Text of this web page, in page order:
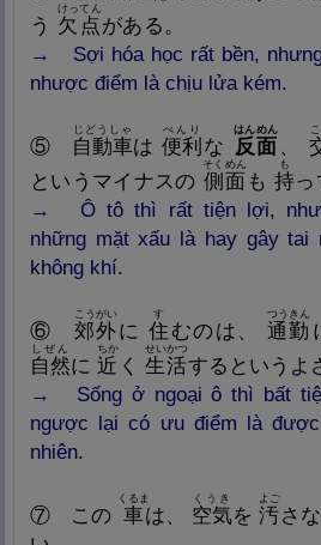
Nghĩa: Thanh mảnh, mỏng
Nghĩa: Đơn vị đo (bằng 10
う 欠
Nghĩa: Khiếm khuyết, thiếu
点
けってん
がある。
→ Sợi hóa học rất bền,
nhược điểm là chịu lửa kém.
⑤ 自動車
じどうしゃ
は 便
Nghĩa: Sự thuận tiện, thuận
lợi
利
Nghĩa: Nhanh nhẩu, lợi ích,
công dụng
べんり
な 反面
はんめん
、
というマイナスの 側面
そくめん
も 持
も
っ
→ Ôtô thì rất tiện lợi,
những mặt xấu là hay gây tai
không khí.
⑥ 郊外
Nghĩa: Ngoài, bên ngoài, phía
こうがい
に 住
す
むのは、 通勤
つうきん
自然
しぜん
に 近
ちか
く 生活
せいかつ
するというよ
→ Sống ở ngoại ô thì bất
ngược lại có ưu điểm là
nhiên.
⑦ この 車
くるま
は、 空気
くうき
を 汚
よご
さ